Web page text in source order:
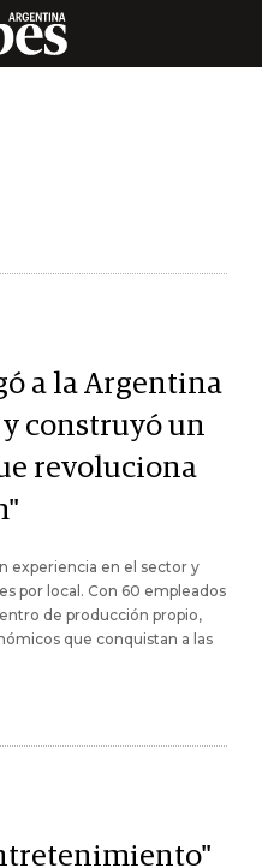
a la Argentina
construyó un
revoluciona
experiencia en el sector y
por local. Con 60 empleados
de producción propio,
que conquistan a las